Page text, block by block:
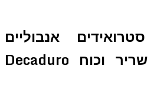
אנבוליים
לצמיחת מסת שריר וכוח Decaduro